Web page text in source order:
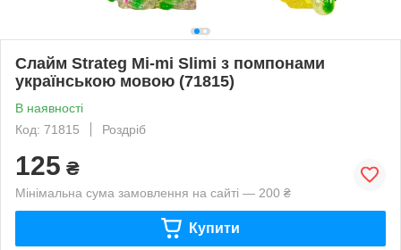
Слайм Strateg Mi-mi Slimi з помпонами
українською мовою (71815)
В наявності
Код: 71815
Роздріб
125 ₴
Мінімальна сума замовлення на сайті — 200 ₴
Купити